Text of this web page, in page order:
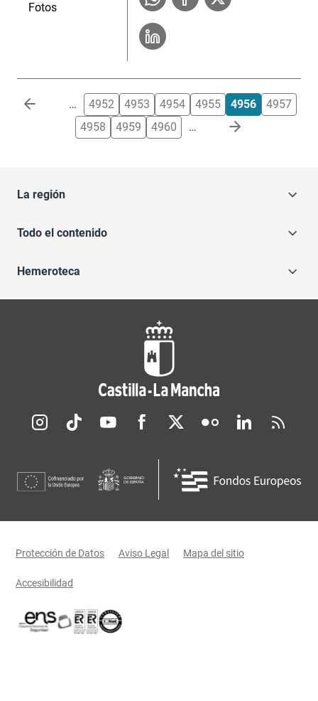
Fotos
Paginación … 4952 4953 4954 4955 4956
4957
4958
4959 4960 …
La región
Todo el contenido
Hemeroteca
Redes sociales JCCM
Menú legal
Protección de Datos Aviso Legal Mapa del sitio
Accesibilidad